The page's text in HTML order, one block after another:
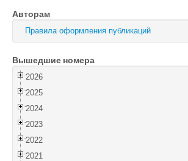
Оптика и спектроскопия
Поиск
Войти
Авторам
Правила оформления публикаций
Вышедшие номера
2026
2025
2024
2023
2022
2021